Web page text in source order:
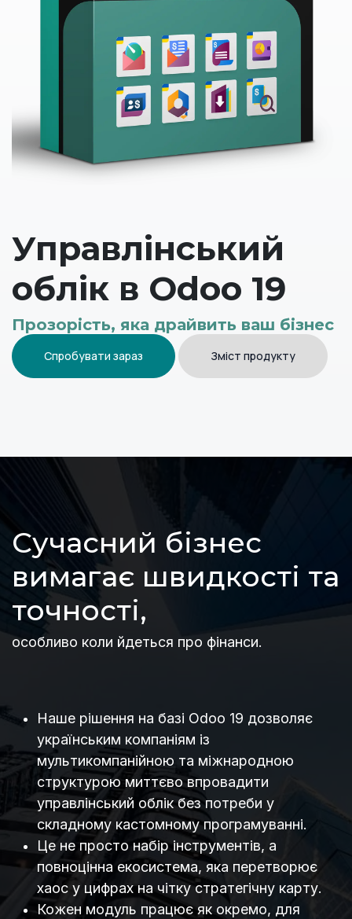
Управлінський
облік в Odoo 19
Прозорість, яка драйвить ваш бізнес
Спробувати зараз Зміст продукту
Сучасний бізнес
вимагає швидкості та
точності,
особливо коли йдеться про фінанси.
Наше рішення на базі Odoo 19 дозволяє
українським компаніям із
мультикомпанійною та міжнародною
структурою миттєво впровадити
управлінський облік без потреби у
складному кастомному програмуванні.
Це не просто набір інструментів, а
повноцінна екосистема, яка перетворює
хаос у цифрах на чітку стратегічну карту.
Кожен модуль працює як окремо, для